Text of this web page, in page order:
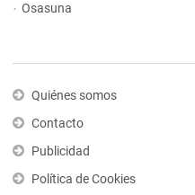
Osasuna
Quiénes somos
Contacto
Publicidad
Política de Cookies